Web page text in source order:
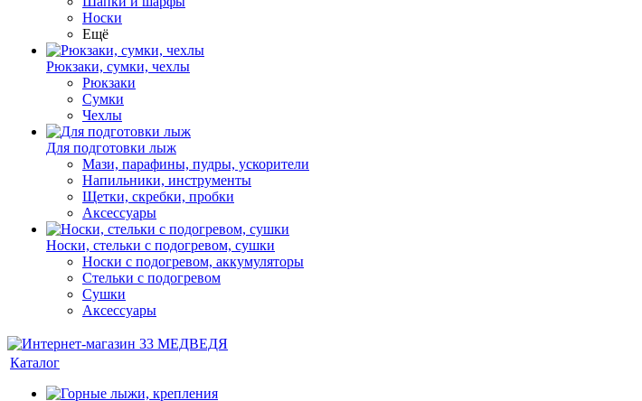
Носки
Ещё
Рюкзаки, сумки, чехлы
Рюкзаки
Сумки
Чехлы
Для подготовки лыж
Мази, парафины, пудры, ускорители
Напильники, инструменты
Щетки, скребки, пробки
Аксессуары
Носки, стельки с подогревом, сушки
Носки с подогревом, аккумуляторы
Стельки с подогревом
Сушки
Аксессуары
Каталог